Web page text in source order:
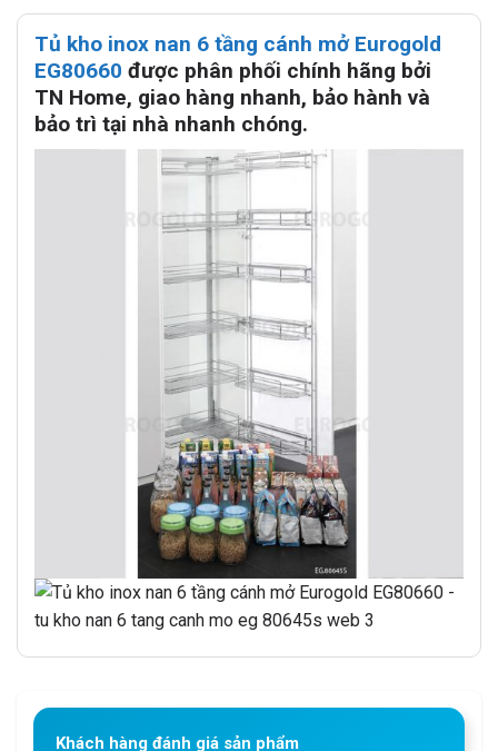
Tủ kho inox nan 6 tầng cánh mở Eurogold
EG80660 được phân phối chính hãng bởi
TN Home, giao hàng nhanh, bảo hành và
bảo trì tại nhà nhanh chóng.
Khách hàng đánh giá sản phẩm